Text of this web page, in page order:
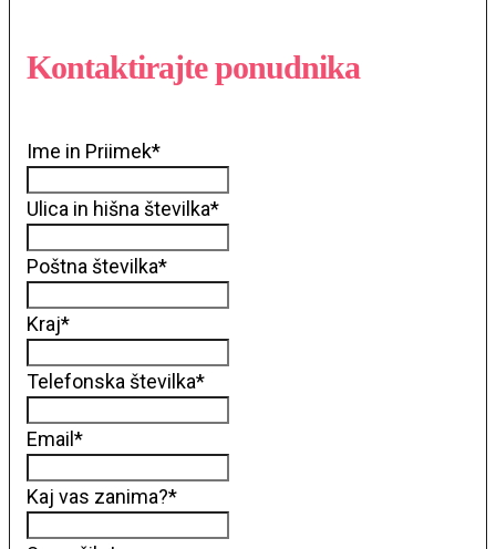
Kontaktirajte ponudnika
Ime in Priimek*
Ulica in hišna številka*
Poštna številka*
Kraj*
Telefonska številka*
Email *
Kaj vas zanima?*